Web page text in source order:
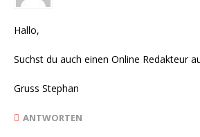
Hallo,
Suchst du auch einen Online Redakteur
Gruss Stephan
ANTWORTEN